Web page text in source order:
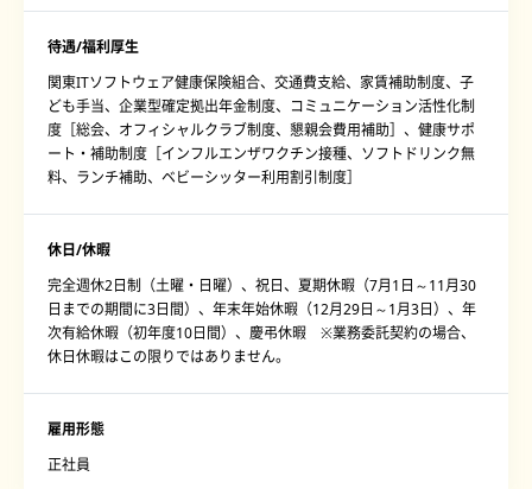
待遇/福利厚生
関東ITソフトウェア健康保険組合、交通費支給、家賃補助制度、子
ども手当、企業型確定拠出年金制度、コミュニケーション活性化制
度［総会、オフィシャルクラブ制度、懇親会費用補助］、健康サポ
ート・補助制度［インフルエンザワクチン接種、ソフトドリンク無
料、ランチ補助、ベビーシッター利用割引制度］
休日/休暇
完全週休2日制（土曜・日曜）、祝日、夏期休暇（7月1日～11月30
日までの期間に3日間）、年末年始休暇（12月29日～1月3日）、年
次有給休暇（初年度10日間）、慶弔休暇 ※業務委託契約の場合、
休日休暇はこの限りではありません。
雇用形態
正社員